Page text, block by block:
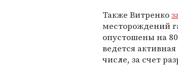
Также Витренко
месторождений
опустошены на
ведется
числе, за счет